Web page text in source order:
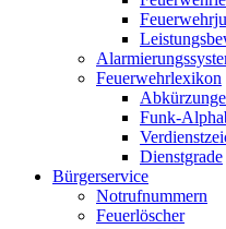
Feuerwehrlexikon
Funk-
Dienstgrade
Bürgerservice
Notrufnummern
Feuerlöscher